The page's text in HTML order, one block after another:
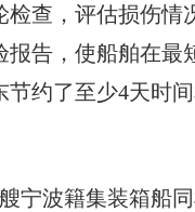
检查，评估损伤情
报告，使船舶在最
节约了至少4天时
宁波籍集装箱船